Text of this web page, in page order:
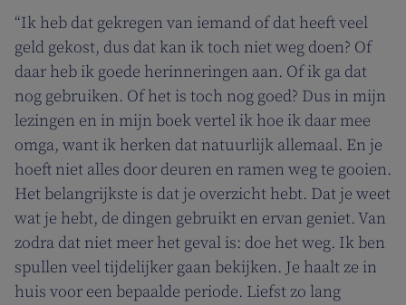
“Ik heb dat gekregen van iemand of dat heeft veel
geld gekost, dus dat kan ik toch niet weg doen? Of
daar heb ik goede herinneringen aan. Of ik ga dat
nog gebruiken. Of het is toch nog goed? Dus in mijn
lezingen en in mijn boek vertel ik hoe ik daar mee
omga, want ik herken dat natuurlijk allemaal. En je
hoeft niet alles door deuren en ramen weg te gooien.
Het belangrijkste is dat je overzicht hebt. Dat je weet
wat je hebt, de dingen gebruikt en ervan geniet. Van
zodra dat niet meer het geval is: doe het weg. Ik ben
spullen veel tijdelijker gaan bekijken. Je haalt ze in
huis voor een bepaalde periode. Liefst zo lang